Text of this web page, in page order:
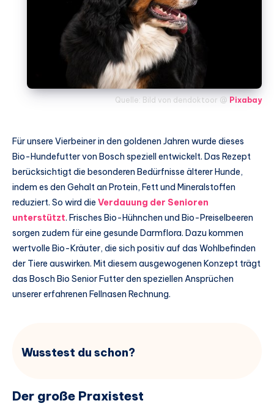
Quelle: Bild von dendoktoor @ Pixabay
Für unsere Vierbeiner in den goldenen Jahren wurde dieses
Bio-Hundefutter von Bosch speziell entwickelt. Das Rezept
berücksichtigt die besonderen Bedürfnisse älterer Hunde,
indem es den Gehalt an Protein, Fett und Mineralstoffen
reduziert. So wird die Verdauung der Senioren
unterstützt. Frisches Bio-Hühnchen und Bio-Preiselbeeren
sorgen zudem für eine gesunde Darmflora. Dazu kommen
wertvolle Bio-Kräuter, die sich positiv auf das Wohlbefinden
der Tiere auswirken. Mit diesem ausgewogenen Konzept trägt
das Bosch Bio Senior Futter den speziellen Ansprüchen
unserer erfahrenen Fellnasen Rechnung.
Wusstest du schon?
Der große Praxistest